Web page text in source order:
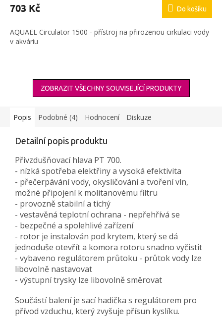
703 Kč Do košíku
AQUAEL Circulator 1500 - přístroj na přirozenou cirkulaci vody
v akváriu
ZOBRAZIT VŠECHNY SOUVISEJÍCÍ PRODUKTY
Popis Podobné (4) Hodnocení Diskuze
Detailní popis produktu
Přivzdušňovací hlava PT 700.
- nízká spotřeba elektřiny a vysoká efektivita
- přečerpávání vody, okysličování a tvoření vln,
možné připojení k molitanovému filtru
- provozně stabilní a tichý
- vestavěná teplotní ochrana - nepřehřívá se
- bezpečné a spolehlivé zařízení
- rotor je instalován pod krytem, který se dá
jednoduše otevřít a komora rotoru snadno vyčistit
- vybaveno regulátorem průtoku - průtok vody lze
libovolně nastavovat
- výstupní trysky lze libovolně směrovat
Součástí balení je sací hadička s regulátorem pro
přívod vzduchu, který zvyšuje přísun kyslíku.